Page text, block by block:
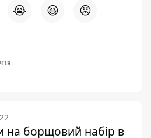
😭 😆 😡
на борщовий набір в